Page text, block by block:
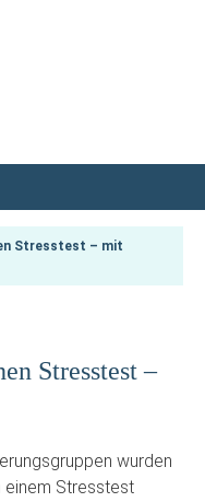
Stresstest – mit
Stresstest –
wurden
einem Stresstest